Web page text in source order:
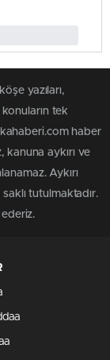
yazıları,
tek
haber
kanuna aykırı ve
Aykırı
tutulmaktadır.